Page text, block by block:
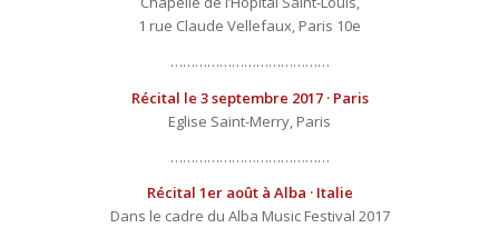
1 rue Claude Vellefaux, Paris 10e
…………………………………
Récital le 3 septembre 2017 · Paris
Eglise Saint-Merry, Paris
…………………………………
Récital 1er août à Alba · Italie
Dans le cadre du Alba Music Festival 2017